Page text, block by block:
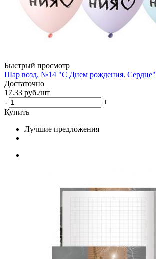
Быстрый просмотр
Шар возд. №14 "С Днем рождения. Сердце"
Достаточно
17.33 руб./шт
-
+
Купить
Лучшие предложения